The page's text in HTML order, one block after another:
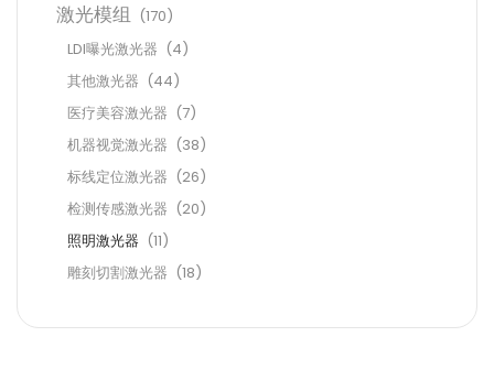
激光模组 (170)
LDI曝光激光器 (4)
其他激光器 (44)
医疗美容激光器 (7)
机器视觉激光器 (38)
标线定位激光器 (26)
检测传感激光器 (20)
照明激光器 (11)
雕刻切割激光器 (18)